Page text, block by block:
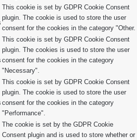
This cookie is set by GDPR Cookie Consent
plugin. The cookie is used to store the user
consent for the cookies in the category "Other.
This cookie is set by GDPR Cookie Consent
plugin. The cookies is used to store the user
consent for the cookies in the category
"Necessary".
This cookie is set by GDPR Cookie Consent
plugin. The cookie is used to store the user
consent for the cookies in the category
"Performance".
The cookie is set by the GDPR Cookie
Consent plugin and is used to store whether or